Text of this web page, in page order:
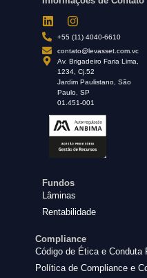
+55 (11) 4040-6610
contato@levasset.com.vc
Av. Brigadeiro Faria Lima,
1234, Cj.52
Jardim Paulistano, São
Paulo, SP
01.451-001
Fundos
Lâminas
Rentabilidade
Compliance
Código de Ética e Conduta
Política de Compliance e